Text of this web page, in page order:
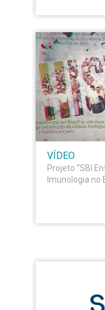
VÍDEO
Projeto “SBI
Imunologia no